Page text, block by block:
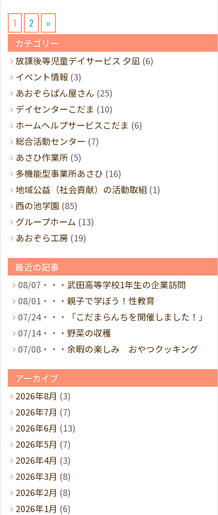
1 2
»
カテゴリー
放課後等児童デイサービス 夕凪 (6)
イベント情報 (3)
あおぞらぱん屋さん (25)
デイセンターこだま (10)
ホームヘルプサービスこだま (6)
総合活動センター (7)
あさひ作業所 (5)
多機能型事業所あさひ (16)
地域公益（社会貢献）の活動取組 (1)
西の池学園 (85)
グループホーム (13)
あおぞら工房 (19)
最近の記事
08/07・・・ 武田高等学校1年生の企業訪問
08/01・・・ 親子で学ぼう！性教育
07/24・・・
「こだまらんちを開催しました！」
07/14・・・ 野菜の収穫
07/08・・・ 余暇の楽しみ おやつクッキング
アーカイブ
2026年8月 (3)
2026年7月 (7)
2026年6月 (13)
2026年5月 (7)
2026年4月 (3)
2026年3月 (8)
2026年2月 (8)
2026年1月 (6)